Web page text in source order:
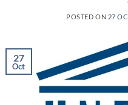
POSTED ON 27
27
Oct